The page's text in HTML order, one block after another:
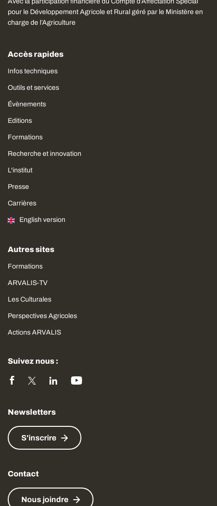
pour le Développement Agricole et Rural géré par le Ministère en
charge de l’Agriculture
Accès rapides
Infos techniques
Outils et services
Évènements
Editions
Formations
Recherche et innovation
L'institut
Presse
Carrières
English version
Autres sites
Formations
ARVALIS-TV
Les Culturales
Perspectives Agricoles
Actions ARVALIS
Suivez nous :
Newsletters
S'inscrire
Contact
Nous joindre